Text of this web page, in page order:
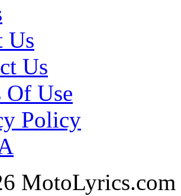
Us
Us
Of Use
Policy
MotoLyrics.com